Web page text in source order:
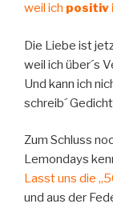
weil ich positiv
Die Liebe ist
weil ich über´s
Und kann ich
schreib´
Zum Schluss
Lemondays
Lasst uns die
und aus der